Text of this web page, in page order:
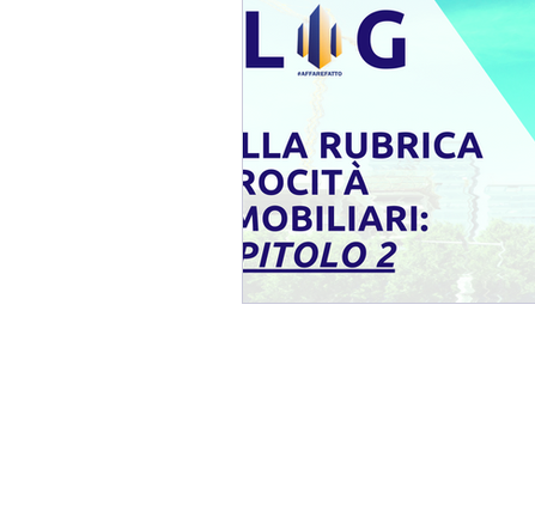
Immobili In TRATTATIVA /
Consulenza Immobiliare
Consigli per Vendere Casa